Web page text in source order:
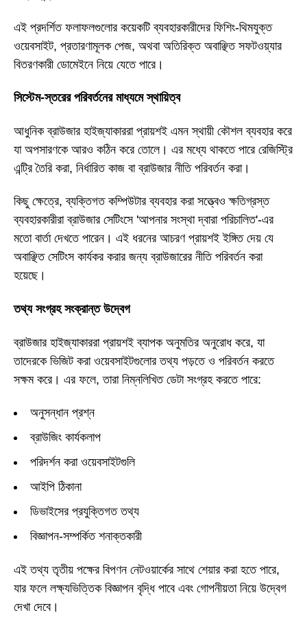
এই প্রদর্শিত ফলাফলগুলোর কয়েকটি ব্যবহারকারীদের ফিশিং-থিমযুক্ত
ওয়েবসাইট, প্রতারণামূলক পেজ, অথবা অতিরিক্ত অবাঞ্ছিত সফটওয়্যার
বিতরণকারী ডোমেইনে নিয়ে যেতে পারে।
সিস্টেম-স্তরের পরিবর্তনের মাধ্যমে স্থায়িত্ব
আধুনিক ব্রাউজার হাইজ্যাকাররা প্রায়শই এমন স্থায়ী কৌশল ব্যবহার করে
যা অপসারণকে আরও কঠিন করে তোলে। এর মধ্যে থাকতে পারে রেজিস্ট্রি
এন্ট্রি তৈরি করা, নির্ধারিত কাজ বা ব্রাউজার নীতি পরিবর্তন করা।
কিছু ক্ষেত্রে, ব্যক্তিগত কম্পিউটার ব্যবহার করা সত্ত্বেও ক্ষতিগ্রস্ত
ব্যবহারকারীরা ব্রাউজার সেটিংসে 'আপনার সংস্থা দ্বারা পরিচালিত'-এর
মতো বার্তা দেখতে পারেন। এই ধরনের আচরণ প্রায়শই ইঙ্গিত দেয় যে
অবাঞ্ছিত সেটিংস কার্যকর করার জন্য ব্রাউজারের নীতি পরিবর্তন করা
হয়েছে।
তথ্য সংগ্রহ সংক্রান্ত উদ্বেগ
ব্রাউজার হাইজ্যাকাররা প্রায়শই ব্যাপক অনুমতির অনুরোধ করে, যা
তাদেরকে ভিজিট করা ওয়েবসাইটগুলোর তথ্য পড়তে ও পরিবর্তন করতে
সক্ষম করে। এর ফলে, তারা নিম্নলিখিত ডেটা সংগ্রহ করতে পারে:
অনুসন্ধান প্রশ্ন
ব্রাউজিং কার্যকলাপ
পরিদর্শন করা ওয়েবসাইটগুলি
আইপি ঠিকানা
ডিভাইসের প্রযুক্তিগত তথ্য
বিজ্ঞাপন-সম্পর্কিত শনাক্তকারী
এই তথ্য তৃতীয় পক্ষের বিপণন নেটওয়ার্কের সাথে শেয়ার করা হতে পারে,
যার ফলে লক্ষ্যভিত্তিক বিজ্ঞাপন বৃদ্ধি পাবে এবং গোপনীয়তা নিয়ে উদ্বেগ
দেখা দেবে।